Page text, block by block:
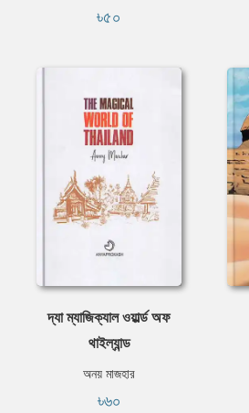
৳৫০
দ্যা ম্যাজিক্যাল ওয়ার্ল্ড অফ
থাইল্যান্ড
অনয় মাজহার
৳৬০